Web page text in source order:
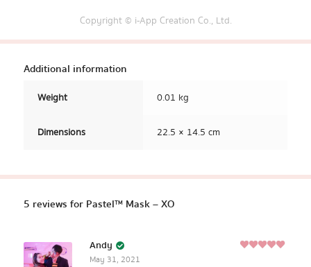
Copyright © i-App Creation Co., Ltd.
Additional information
Weight 0.01 kg
Dimensions 22.5 × 14.5 cm
5 reviews for Pastel™ Mask – XO
Andy
May 31, 2021